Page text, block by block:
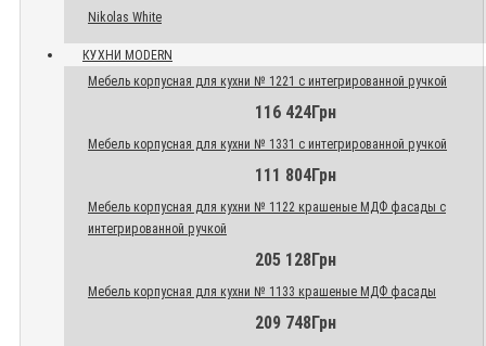
Nikolas White
КУХНИ MODERN
Мебель корпусная для кухни № 1221 с интегрированной ручкой
116 424Грн
Мебель корпусная для кухни № 1331 с интегрированной ручкой
111 804Грн
Мебель корпусная для кухни № 1122 крашеные МДФ фасады с
интегрированной ручкой
205 128Грн
Мебель корпусная для кухни № 1133 крашеные МДФ фасады
209 748Грн